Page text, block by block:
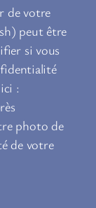
de votre
peut être
si vous
:
photo de
de votre